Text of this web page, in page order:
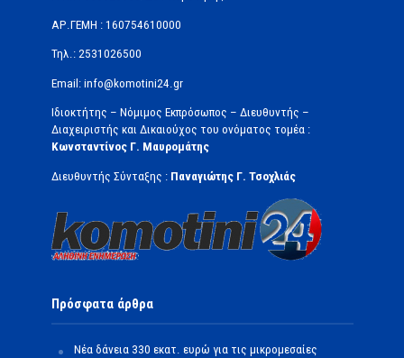
ΑΡ.ΓΕΜΗ : 160754610000
Τηλ.: 2531026500
Email: info@komotini24.gr
Ιδιοκτήτης – Νόμιμος Εκπρόσωπος – Διευθυντής –
Διαχειριστής και Δικαιούχος του ονόματος τομέα :
Κωνσταντίνος Γ. Μαυρομάτης
Διευθυντής Σύνταξης : Παναγιώτης Γ. Τσοχλιάς
Πρόσφατα άρθρα
Νέα δάνεια 330 εκατ. ευρώ για τις μικρομεσαίες